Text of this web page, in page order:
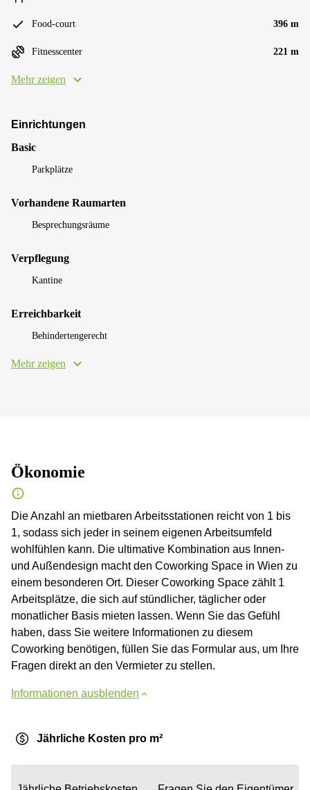
Food-court 396 m
Fitnesscenter 221 m
Mehr zeigen
Einrichtungen
Basic
Parkplätze
Vorhandene Raumarten
Besprechungsräume
Verpflegung
Kantine
Erreichbarkeit
Behindertengerecht
Mehr zeigen
Ökonomie
Die Anzahl an mietbaren Arbeitsstationen reicht von 1 bis
1, sodass sich jeder in seinem eigenen Arbeitsumfeld
wohlfühlen kann. Die ultimative Kombination aus Innen-
und Außendesign macht den Coworking Space in Wien zu
einem besonderen Ort. Dieser Coworking Space zählt 1
Arbeitsplätze, die sich auf stündlicher, täglicher oder
monatlicher Basis mieten lassen. Wenn Sie das Gefühl
haben, dass Sie weitere Informationen zu diesem
Coworking benötigen, füllen Sie das Formular aus, um Ihre
Fragen direkt an den Vermieter zu stellen.
Informationen ausblenden
Jährliche Kosten pro m²